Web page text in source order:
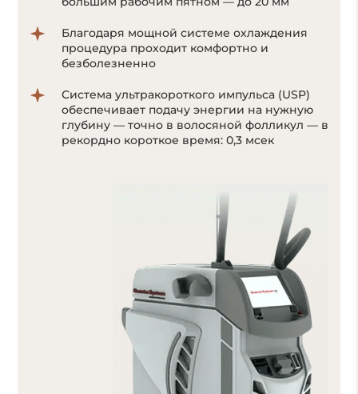
Благодаря мощной системе охлаждения
процедура проходит комфортно и
безболезненно
Система ультракороткого импульса (USP)
обеспечивает подачу энергии на нужную
глубину — точно в волосяной фолликул — в
рекордно короткое время: 0,3 мсек